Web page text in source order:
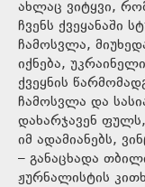
ახლაც ვიტყვი,
ჩვენს ქვეყანაში
ჩამოსვლა,
იქნება,
ქვეყნის
ჩამოსვლა და
დახარჯავენ
იმ ადამიანებს,
– განაცხადა
ჟურნალისტის